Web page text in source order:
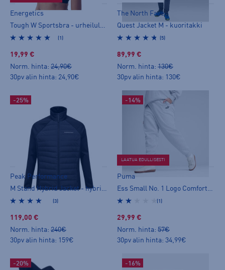
Energetics
Tough W Sportsbra - urheiluliivit
(1)
19,99 €
Norm. hinta: 24,90€
30pv alin hinta: 24,90€
The North Face
Quest Jacket M - kuoritakki
(5)
89,99 €
Norm. hinta: 130€
30pv alin hinta: 130€
-25%
Peak Performance
M Stand Hybrid Jacket - hybriditakki
(3)
119,00 €
Norm. hinta: 240€
30pv alin hinta: 159€
-14%
LAATUA EDULLISESTI
Puma
Ess Small No. 1 Logo Comfort H W - collegehousut
(1)
29,99 €
Norm. hinta: 57€
30pv alin hinta: 34,99€
-20% -16%